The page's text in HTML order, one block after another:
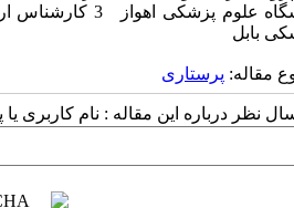
پرستاری مامایی
بابل
مقاله: پرستاری
نظر درباره این مقاله : نام کاربری